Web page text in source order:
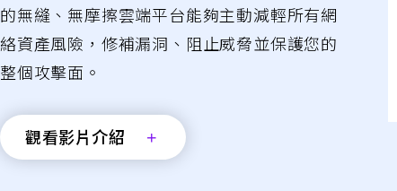
的無縫、無摩擦雲端平台能夠主動減輕所有網
絡資產風險，修補漏洞、阻止威脅並保護您的
整個攻擊面。
觀看影片介紹